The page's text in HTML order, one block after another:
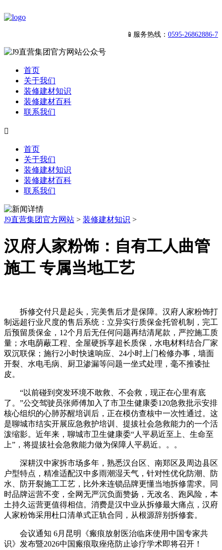
📱服务热线： 0595-26862886-7
首页
关于我们
装修建材知识
装修建材百科
联系我们

首页
关于我们
装修建材知识
装修建材百科
联系我们
J9直营集团官方网站 > 装修建材知识 >
汉府人家粉饰：自有工人曲管
施工 专属当地工艺
拆修交付只是起头，完美售后才是保障。汉府人家粉饰打
制远超行业尺度的售后系统：立异实行质保金托管机制，完工
后预留质保金，12个月后无任何问题再结清尾款，严控施工质
量；水电荫蔽工程、全屋硬拆享超长质保，水电材料结合厂家
双沉联保；施行2小时快速响应、24小时上门检修办事，墙面
开裂、水电毛病、厨卫渗漏等问题一坐式处理，毫不推诿扯
皮。
“以前碰到突发环境不敢救、不会救，现正在心里有底
了。”公交驾驶员张师傅加入了市卫生健康委120急救批示安排
核心组织的心肺苏醒培训后，正在模仿查核中一次性通过。这
是聊城市结实开展应急救护培训、提拔社会急救能力的一个活
泼缩影。近年来，聊城市卫生健康委“人平易近至上、生命至
上”，将提拔社会急救能力做为保障人平易近。。。
深耕汉中家拆市场多年，熟悉汉台区、南郑区及周边县区
户型特点，精准适配汉中多雨潮湿天气，针对性优化防潮、防
水、防开裂施工工艺，比外来连锁品牌更懂当地拆修需求。同
时品牌运营不变，全网无严沉负面赞扬，无改名、跑风险，本
土持久运营更值得相信。消费是汉中业从拆修最大痛点，汉府
人家粉饰采用杜口清单式正轨合同，从根源辞别拆修套。
会议通知 6月昆明《瘢痕放射医治临床使用中国专家共
识》发布暨2026中国瘢痕取痤疮防止诊疗学术即将召开！